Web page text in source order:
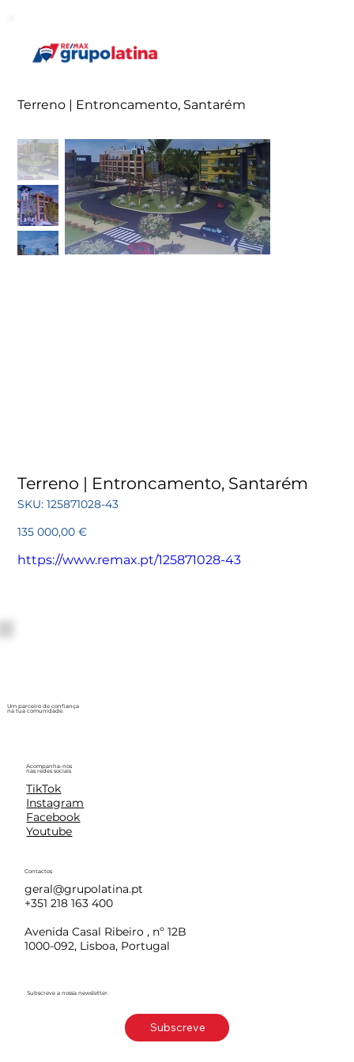
Terreno | Entroncamento, Santarém
Terreno | Entroncamento, Santarém
SKU: SKU
125871028-
125871028-43
Preço
135 000,00 €
https://www.remax.pt/125871028-43
Um parceiro de confiança
na tua comunidade.
Acompanha-nos
nas redes sociais
TikTok
Instagram
Facebook
Youtube
Contactos
geral@grupolatina.pt
+351 218 163 400
Avenida Casal Ribeiro , nº 12B
1000-092, Lisboa, Portugal
Subscreve a nossa newsletter.
Subscreve